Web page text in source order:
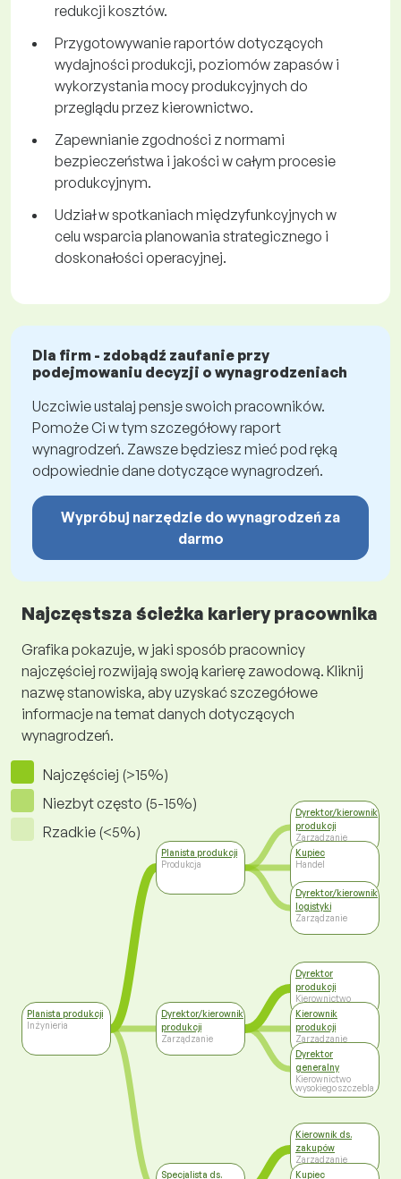
redukcji kosztów.
Przygotowywanie raportów dotyczących
wydajności produkcji, poziomów zapasów i
wykorzystania mocy produkcyjnych do
przeglądu przez kierownictwo.
Zapewnianie zgodności z normami
bezpieczeństwa i jakości w całym procesie
produkcyjnym.
Udział w spotkaniach międzyfunkcyjnych w
celu wsparcia planowania strategicznego i
doskonałości operacyjnej.
Dla firm - zdobądź zaufanie przy
podejmowaniu decyzji o wynagrodzeniach
Uczciwie ustalaj pensje swoich pracowników.
Pomoże Ci w tym szczegółowy raport
wynagrodzeń. Zawsze będziesz mieć pod ręką
odpowiednie dane dotyczące wynagrodzeń.
Wypróbuj narzędzie do wynagrodzeń za
darmo
Najczęstsza ścieżka kariery pracownika
Grafika pokazuje, w jaki sposób pracownicy
najczęściej rozwijają swoją karierę zawodową. Kliknij
nazwę stanowiska, aby uzyskać szczegółowe
informacje na temat danych dotyczących
wynagrodzeń.
Najczęściej (>15%)
Niezbyt często (5-15%)
Rzadkie (<5%)
Planista produkcji
Inżynieria
Planista produkcji
Produkcja
Dyrektor/kierownik
produkcji
Zarządzanie
Specjalista ds.
Dyrektor/kierownik
produkcji
Zarządzanie
Kupiec
Handel
Dyrektor/kierownik
logistyki
Zarządzanie
Dyrektor
produkcji
Kierownictwo
wysokiego szczebla
Kierownik
produkcji
Zarządzanie
Dyrektor
generalny
Kierownictwo
wysokiego szczebla
Kierownik ds.
zakupów
Zarządzanie
Kupiec